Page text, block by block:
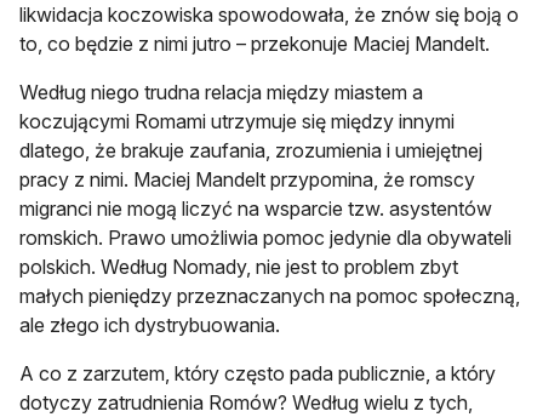
likwidacja koczowiska spowodowała, że znów się boją o
to, co będzie z nimi jutro – przekonuje Maciej Mandelt.
Według niego trudna relacja między miastem a
koczującymi Romami utrzymuje się między innymi
dlatego, że brakuje zaufania, zrozumienia i umiejętnej
pracy z nimi. Maciej Mandelt przypomina, że romscy
migranci nie mogą liczyć na wsparcie tzw. asystentów
romskich. Prawo umożliwia pomoc jedynie dla obywateli
polskich. Według Nomady, nie jest to problem zbyt
małych pieniędzy przeznaczanych na pomoc społeczną,
ale złego ich dystrybuowania.
A co z zarzutem, który często pada publicznie, a który
dotyczy zatrudnienia Romów? Według wielu z tych,